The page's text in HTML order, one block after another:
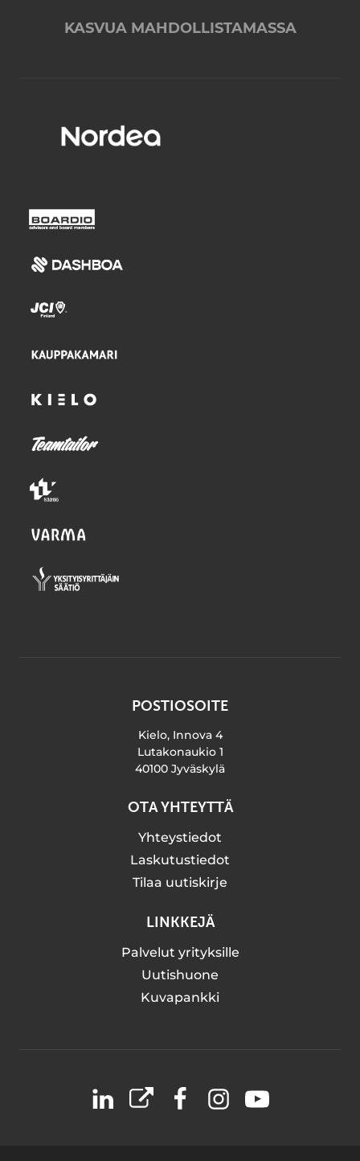
KASVUA MAHDOLLISTAMASSA
POSTIOSOITE
Kielo, Innova 4
Lutakonaukio 1
40100 Jyväskylä
OTA YHTEYTTÄ
Yhteystiedot
Laskutustiedot
Tilaa uutiskirje
LINKKEJÄ
Palvelut yrityksille
Uutishuone
Kuvapankki
LinkedIn
X FacebookInstagramYouTube